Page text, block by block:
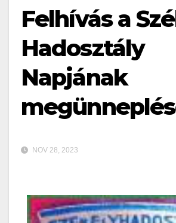
Felhívás a
Hadosztály
Napjának
NOV 28, 2023